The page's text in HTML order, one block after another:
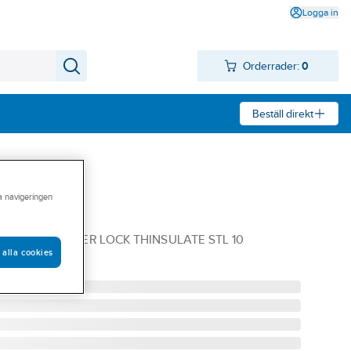
Logga in
Orderrader: 0
Beställ direkt
T6030
MED FINGER LOCK THINSULATE STL 10
navigeringen
alla cookies